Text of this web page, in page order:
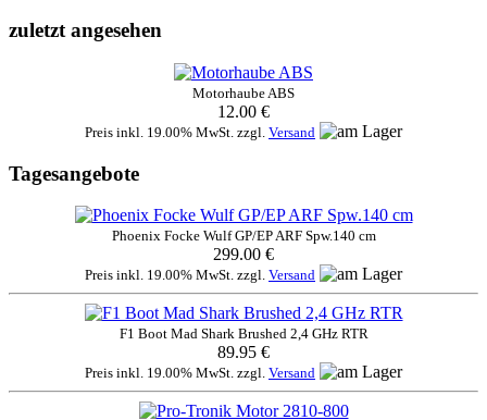
zuletzt angesehen
Motorhaube ABS
12.00 €
Preis inkl. 19.00% MwSt. zzgl. Versand
Tagesangebote
Phoenix Focke Wulf GP/EP ARF Spw.140 cm
299.00 €
Preis inkl. 19.00% MwSt. zzgl. Versand
F1 Boot Mad Shark Brushed 2,4 GHz RTR
89.95 €
Preis inkl. 19.00% MwSt. zzgl. Versand